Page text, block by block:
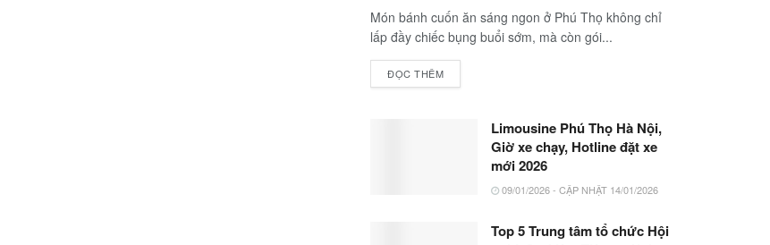
Món bánh cuốn ăn sáng ngon ở Phú Thọ không chỉ
lấp đầy chiếc bụng buổi sớm, mà còn gói...
ĐỌC THÊM
Limousine Phú Thọ Hà Nội,
Giờ xe chạy, Hotline đặt xe
mới 2026
09/01/2026 - CẬP NHẬT 14/01/2026
Top 5 Trung tâm tổ chức Hội